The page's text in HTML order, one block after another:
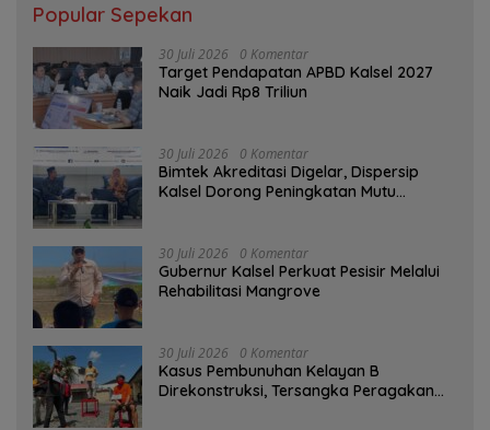
Popular Sepekan
30 Juli 2026 0 Komentar
Target Pendapatan APBD Kalsel 2027
Naik Jadi Rp8 Triliun
30 Juli 2026 0 Komentar
Bimtek Akreditasi Digelar, Dispersip
Kalsel Dorong Peningkatan Mutu
30 Juli 2026 0 Komentar
Gubernur Kalsel Perkuat Pesisir Melalui
Rehabilitasi Mangrove
30 Juli 2026 0 Komentar
Kasus Pembunuhan Kelayan B
Direkonstruksi, Tersangka Peragakan